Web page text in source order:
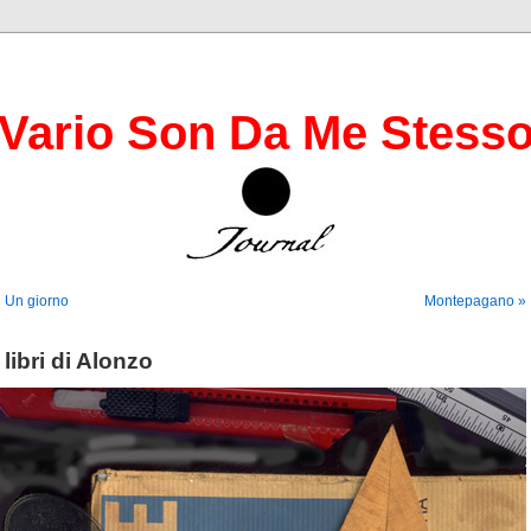
Son Da Me
Un giorno Montepagano »
libri di Alonzo